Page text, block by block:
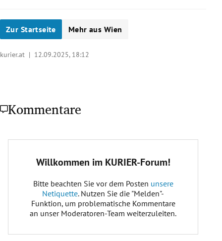
Zur Startseite Mehr aus Wien
kurier.at | 12.09.2025, 18:12
Kommentare